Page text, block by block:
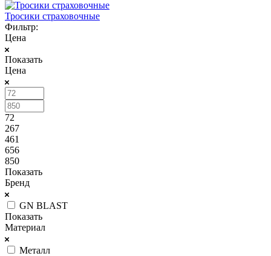
Тросики страховочные
Фильтр:
Цена
Показать
Цена
72
267
461
656
850
Показать
Бренд
GN BLAST
Показать
Материал
Металл